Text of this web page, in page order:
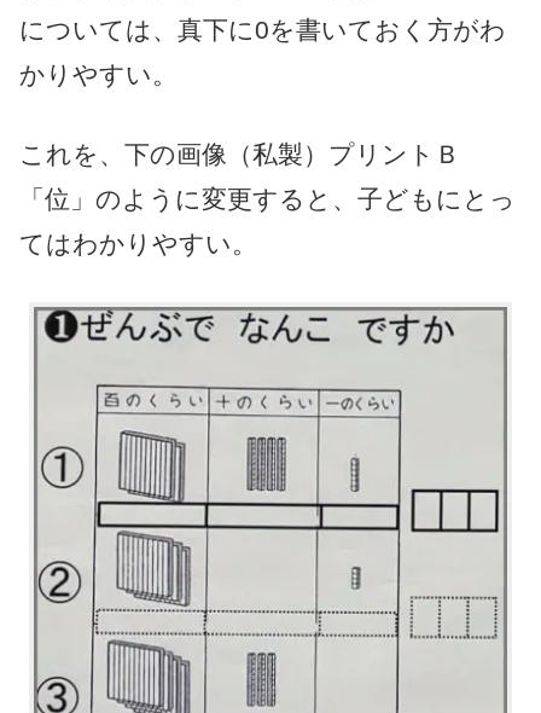
については、真下に0を書いておく方がわ
かりやすい。
これを、下の画像（私製）プリントＢ
「位」のように変更すると、子どもにとっ
てはわかりやすい。